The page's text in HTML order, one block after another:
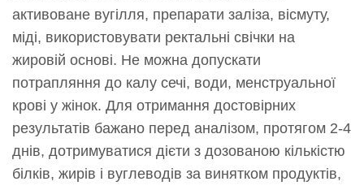
активоване вугілля, препарати заліза, вісмуту,
міді, використовувати ректальні свічки на
жировій основі. Не можна допускати
потрапляння до калу сечі, води, менструальної
крові у жінок. Для отримання достовірних
результатів бажано перед аналізом, протягом 2-4
днів, дотримуватися дієти з дозованою кількістю
білків, жирів і вуглеводів за винятком продуктів,